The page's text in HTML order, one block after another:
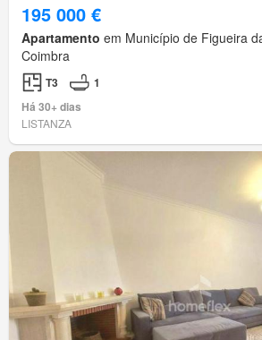
195 000 €
Apartamento em Município de Figueira
Coimbra
T3
1
Há 30+ dias
LISTANZA